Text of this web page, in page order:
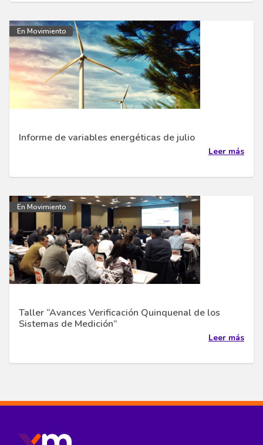
En Movimiento
Informe de variables energéticas de julio
Leer más
En Movimiento
Taller “Avances Verificación Quinquenal de los
Sistemas de Medición”
Leer más